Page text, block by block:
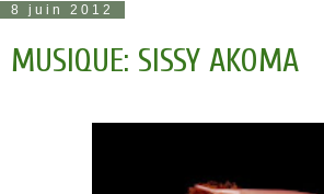
8 juin 2012
MUSIQUE: SISSY AKOMA